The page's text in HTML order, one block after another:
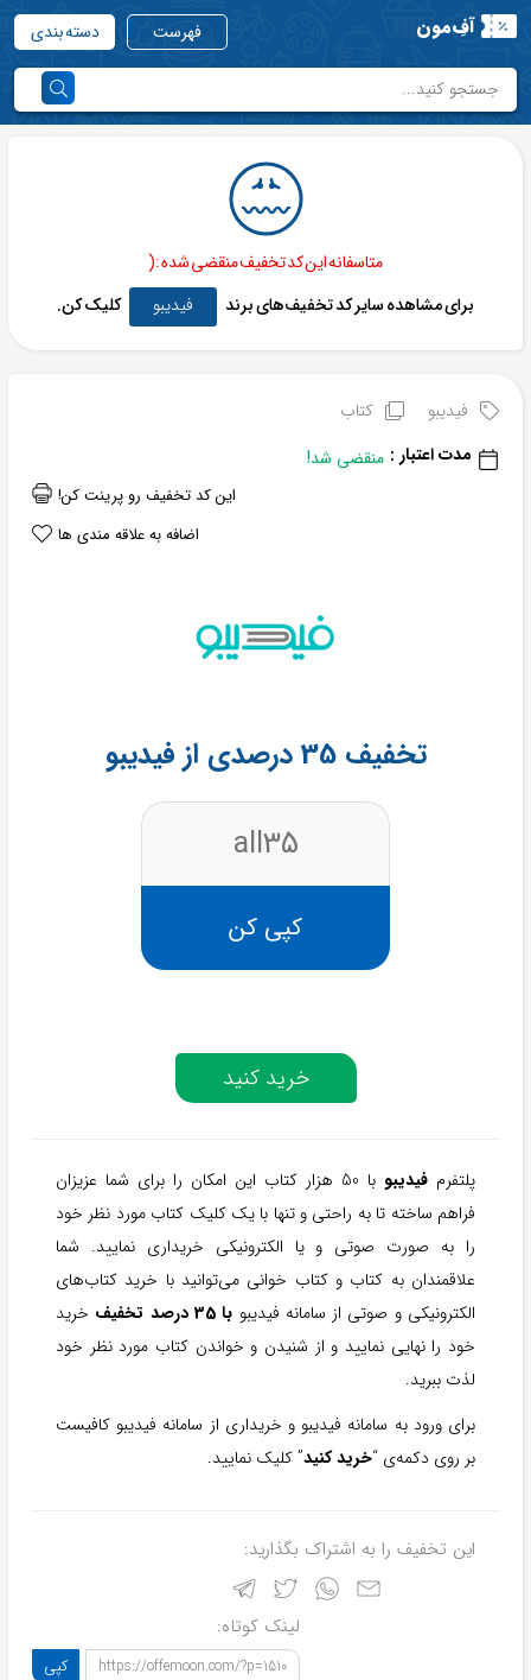
آفِ‌مون فهرست دسته بندی
متاسفانه این کد تخفیف منقضی شده :(
برای مشاهده سایر کد تخفیف‌های برند
فیدیبو کلیک کن.
فیدیبو
کتاب
مدت اعتبار : منقضی شد!
این کد تخفیف رو پرینت کن!
اضافه به علاقه مندی ها
تخفیف 35 درصدی از فیدیبو
all35
کپی کن
خرید کنید
پلتفرم فیدیبو
با 50 هزار کتاب این امکان را برای شما عزیزان
فراهم ساخته تا به راحتی و تنها با یک کلیک کتاب مورد نظر خود
را به صورت صوتی و یا الکترونیکی خریداری نمایید. شما
علاقمندان به کتاب و کتاب خوانی می‌توانید با خرید کتاب‌های
الکترونیکی و صوتی از سامانه فیدیبو با 35 درصد تخفیف
خرید
خود را نهایی نمایید و از شنیدن و خواندن کتاب مورد نظر خود
لذت ببرید.
برای ورود به سامانه فیدیبو و خریداری از سامانه فیدیبو کافیست
بر روی دکمه‌ی “خرید کنید” کلیک نمایید.
این تخفیف را به اشتراک بگذارید:
لینک کوتاه:
https://offemoon.com/?p=1510 کپی